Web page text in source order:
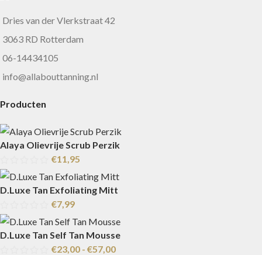
Dries van der Vlerkstraat 42
3063 RD Rotterdam
06-14434105
info@allabouttanning.nl
Producten
Alaya Olievrije Scrub Perzik
€11,95
D.Luxe Tan Exfoliating Mitt
€7,99
D.Luxe Tan Self Tan Mousse
€23,00 - €57,00